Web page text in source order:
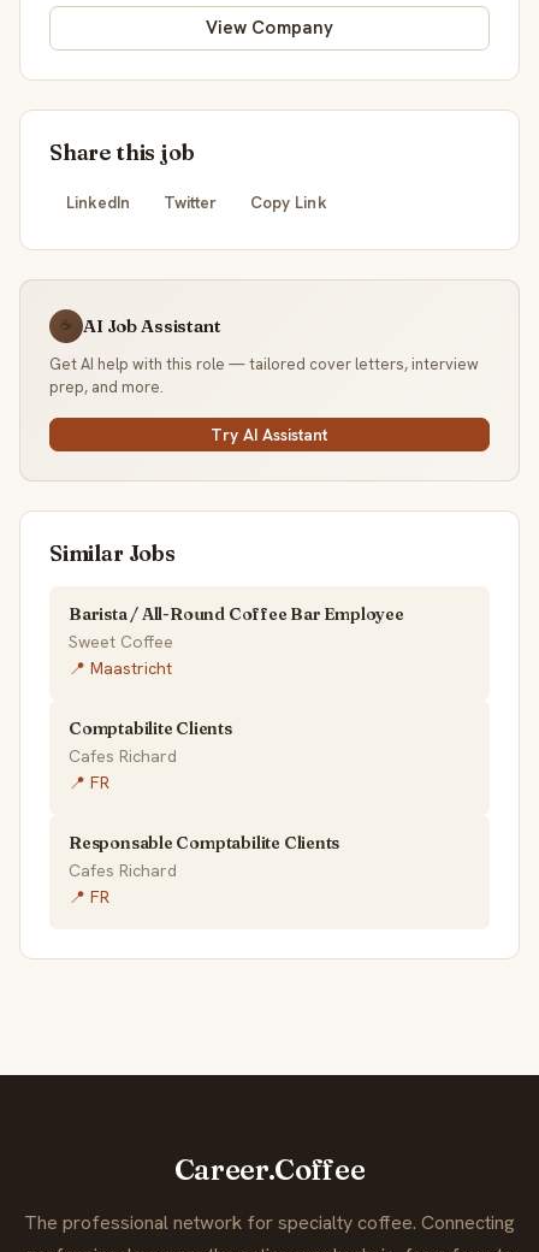
View Company
Share this job
LinkedIn Twitter Copy Link
☕ AI Job Assistant
Get AI help with this role — tailored cover letters, interview
prep, and more.
Try AI Assistant
Similar Jobs
Barista / All-Round Coffee Bar Employee
Sweet Coffee
📍 Maastricht
Comptabilite Clients
Cafes Richard
📍 FR
Responsable Comptabilite Clients
Cafes Richard
📍 FR
Career.Coffee
The professional network for specialty coffee. Connecting